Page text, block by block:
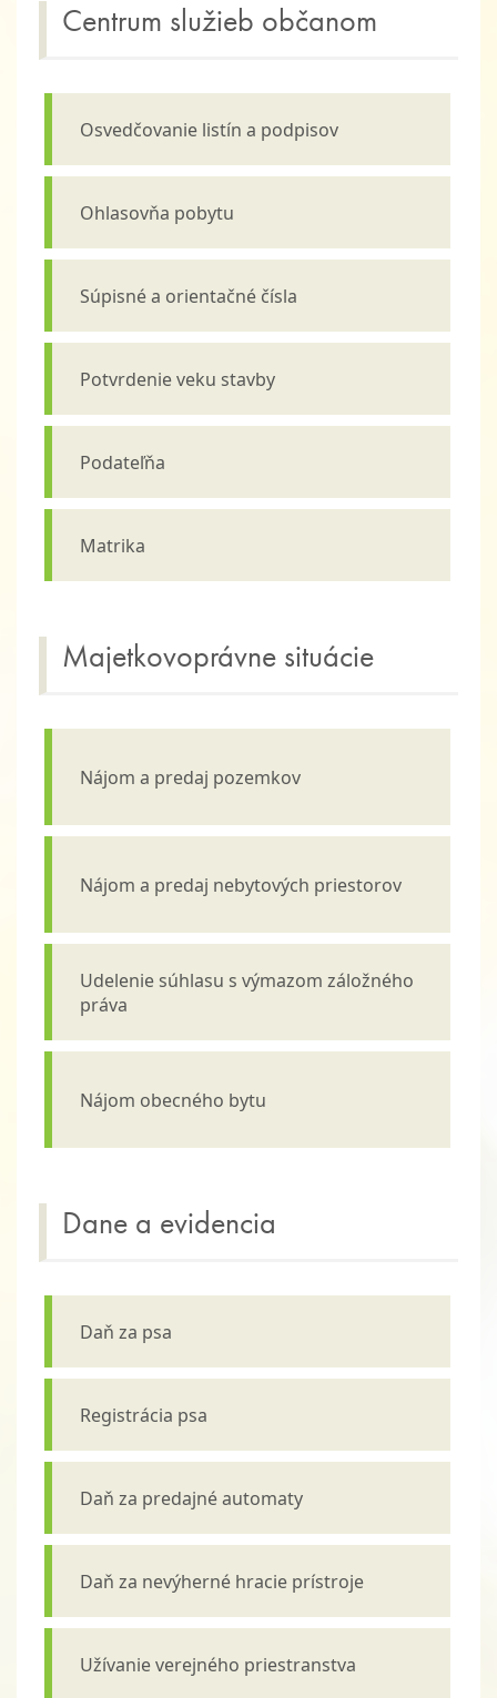
Centrum služieb občanom
Osvedčovanie listín a podpisov
Ohlasovňa pobytu
Súpisné a orientačné čísla
Potvrdenie veku stavby
Podateľňa
Matrika
Majetkovoprávne situácie
Nájom a predaj pozemkov
Nájom a predaj nebytových priestorov
Udelenie súhlasu s výmazom záložného
práva
Nájom obecného bytu
Dane a evidencia
Daň za psa
Registrácia psa
Daň za predajné automaty
Daň za nevýherné hracie prístroje
Užívanie verejného priestranstva